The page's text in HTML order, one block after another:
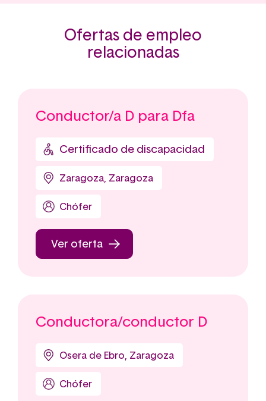
Ofertas de empleo
relacionadas
Conductor/a D para Dfa
Certificado de discapacidad
Zaragoza, Zaragoza
Chófer
Ver oferta
Conductora/conductor D
Osera de Ebro, Zaragoza
Chófer